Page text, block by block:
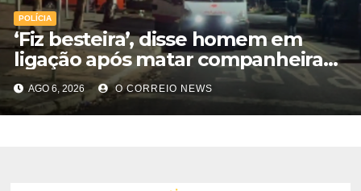
POLÍCIA
‘Fiz besteira’, disse homem em
ligação após matar companheira
com facadas nas costas em Rio
Verde
AGO 6, 2026 O CORREIO NEWS